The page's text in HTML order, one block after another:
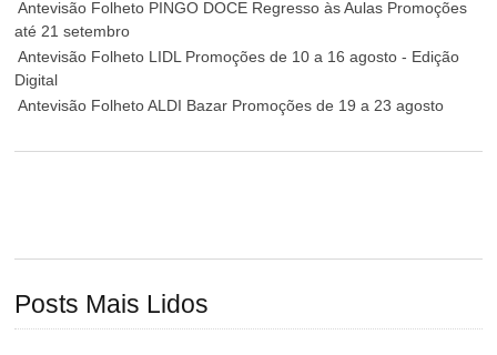
Antevisão Folheto PINGO DOCE Regresso às Aulas Promoções
até 21 setembro
Antevisão Folheto LIDL Promoções de 10 a 16 agosto - Edição
Digital
Antevisão Folheto ALDI Bazar Promoções de 19 a 23 agosto
Posts Mais Lidos